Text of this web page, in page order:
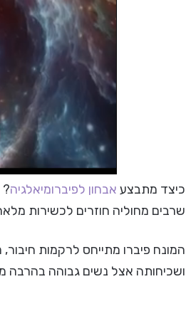
כיצד מתבצע אבחון לפיברומיאלגיה?
שרבים מחוליה חוזרים לכשירות
ושכיחותה אצל נשים גבוהה בהרבה מאצל הגברים ( 90% מהלוקים בה הינן נשים).